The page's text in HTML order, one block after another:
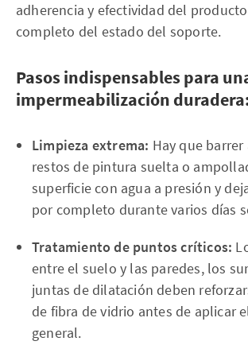
adherencia y efectividad del
completo del estado del soporte.
Pasos indispensables para
impermeabilización
Limpieza extrema: Hay que
restos de pintura suelta o
superficie con agua a presión y
por completo durante varios días
Tratamiento de puntos críticos:
entre el suelo y las paredes, los
juntas de dilatación deben
de fibra de vidrio antes de aplicar
general.